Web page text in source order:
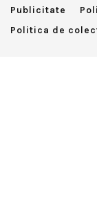
Publicitate
Politica de